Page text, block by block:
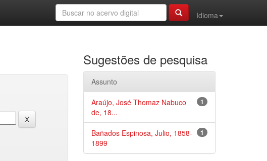
Idioma
Sugestões de pesquisa
Assunto
1
Araújo, José Thomaz Nabuco
de, 18...
1
Bañados Espinosa, Julio, 1858-
1899